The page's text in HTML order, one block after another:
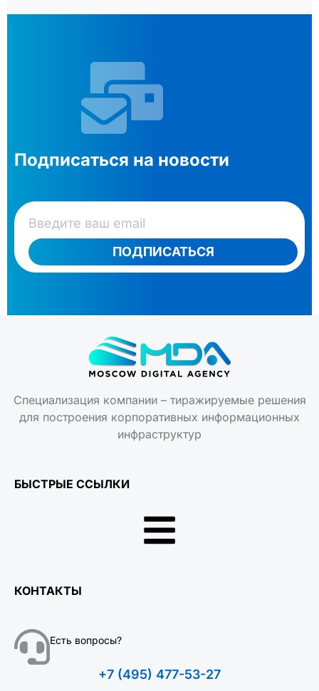
Подписаться на новости
ПОДПИСАТЬСЯ
Специализация компании – тиражируемые решения
для построения корпоративных информационных
инфраструктур
БЫСТРЫЕ ССЫЛКИ
КОНТАКТЫ
Есть вопросы?
+7 (495) 477-53-27